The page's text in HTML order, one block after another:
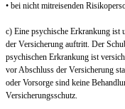
• bei nicht mitreisenden
c) Eine psychische Erkrankung ist
der Versicherung auftritt. Der
psychischen Erkrankung ist
vor Abschluss der Versicherung
oder Vorsorge sind keine
Versicherungsschutz.